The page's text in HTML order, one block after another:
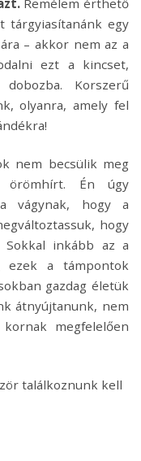
tárgyiasítanánk egy
– akkor nem az a
ezt a kincset,
Korszerű
olyanra, amely fel
nem becsülik meg
örömhírt. Én úgy
vágynak, hogy a
hogy
inkább az a
ezek a támpontok
gazdag életük
átnyújtanunk, nem
megfelelően
találkoznunk kell